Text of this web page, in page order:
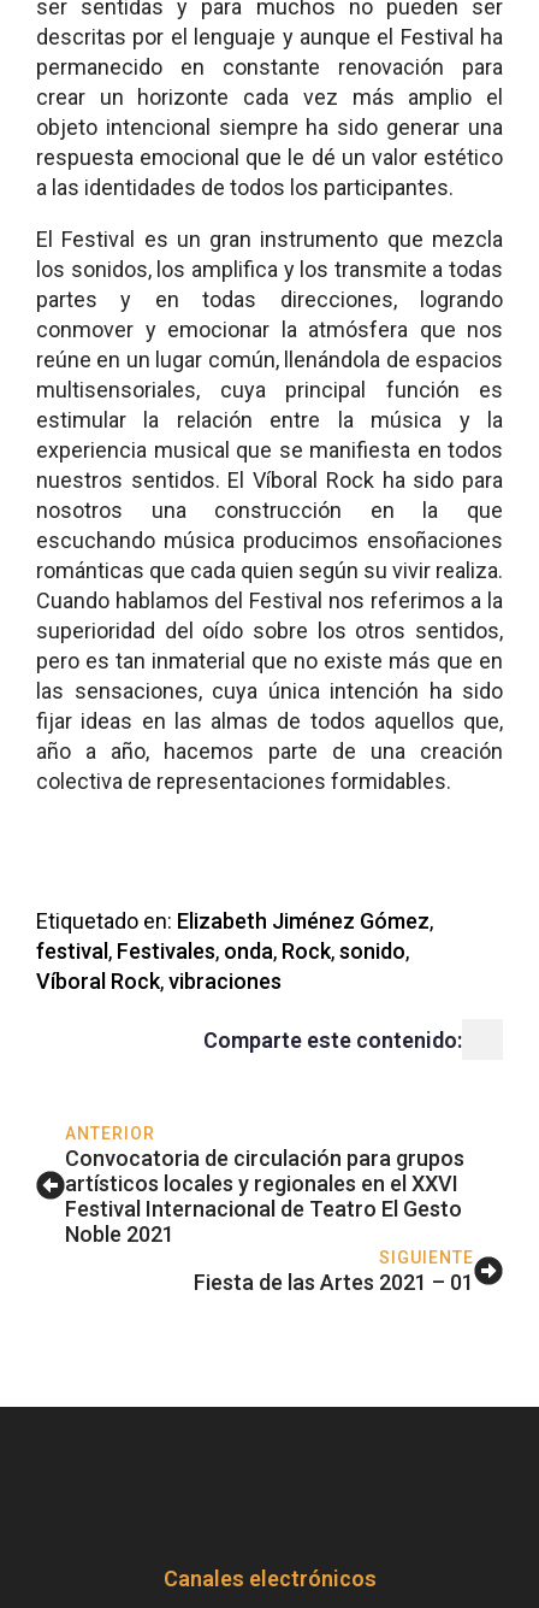
ser sentidas y para muchos no pueden ser
descritas por el lenguaje y aunque el Festival ha
permanecido en constante renovación para
crear un horizonte cada vez más amplio el
objeto intencional siempre ha sido generar una
respuesta emocional que le dé un valor estético
a las identidades de todos los participantes.
El Festival es un gran instrumento que mezcla
los sonidos, los amplifica y los transmite a todas
partes y en todas direcciones, logrando
conmover y emocionar la atmósfera que nos
reúne en un lugar común, llenándola de espacios
multisensoriales, cuya principal función es
estimular la relación entre la música y la
experiencia musical que se manifiesta en todos
nuestros sentidos. El Víboral Rock ha sido para
nosotros una construcción en la que
escuchando música producimos ensoñaciones
románticas que cada quien según su vivir realiza.
Cuando hablamos del Festival nos referimos a la
superioridad del oído sobre los otros sentidos,
pero es tan inmaterial que no existe más que en
las sensaciones, cuya única intención ha sido
fijar ideas en las almas de todos aquellos que,
año a año, hacemos parte de una creación
colectiva de representaciones formidables.
Etiquetado en: Elizabeth Jiménez Gómez
festival Festivales onda Rock sonido
Víboral Rock vibraciones
Comparte este contenido:
ANTERIOR
Convocatoria de circulación para grupos
artísticos locales y regionales en el XXVI
Festival Internacional de Teatro El Gesto
Noble 2021
SIGUIENTE
Fiesta de las Artes 2021 – 01
Canales electrónicos